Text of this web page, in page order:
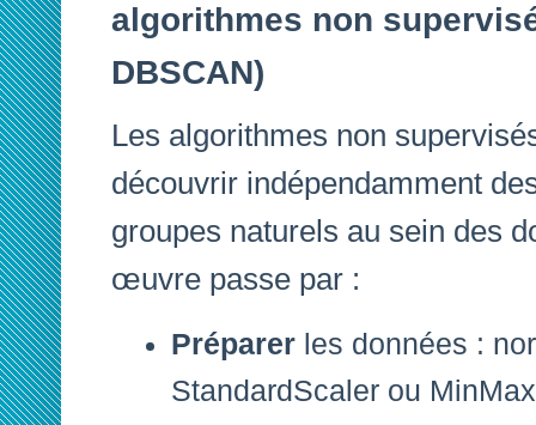
algorithmes non
DBSCAN)
Les algorithmes non
découvrir indépendamment
groupes naturels au sein des
œuvre passe par :
Préparer les données :
StandardScaler ou